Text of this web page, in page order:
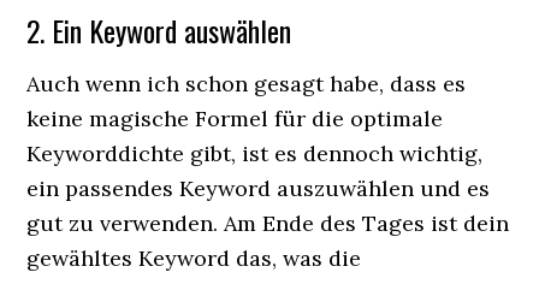
2. Ein Keyword auswählen
Auch wenn ich schon gesagt habe, dass es
keine magische Formel für die optimale
Keyworddichte gibt, ist es dennoch wichtig,
ein passendes Keyword auszuwählen und es
gut zu verwenden. Am Ende des Tages ist dein
gewähltes Keyword das, was die